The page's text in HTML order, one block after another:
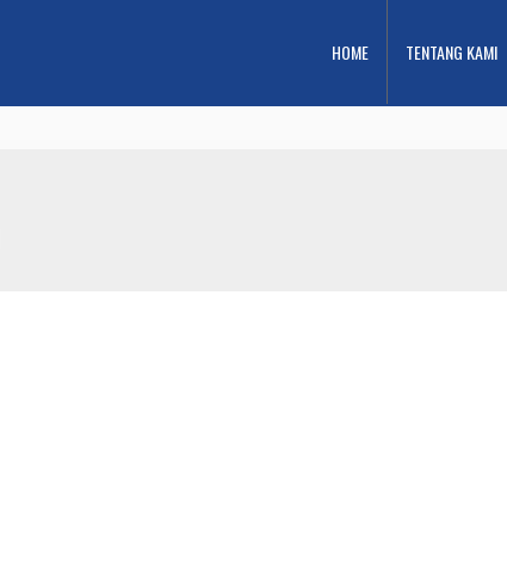
HOME TENTANG KAMI